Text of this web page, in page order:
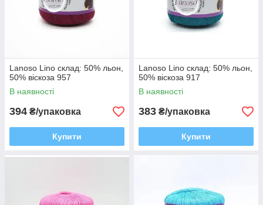
Lanoso Lino склад: 50% льон,
50% віскоза 957
В наявності
394 ₴/упаковка
Купити
Lanoso Lino склад: 50% льон,
50% віскоза 917
В наявності
383 ₴/упаковка
Купити